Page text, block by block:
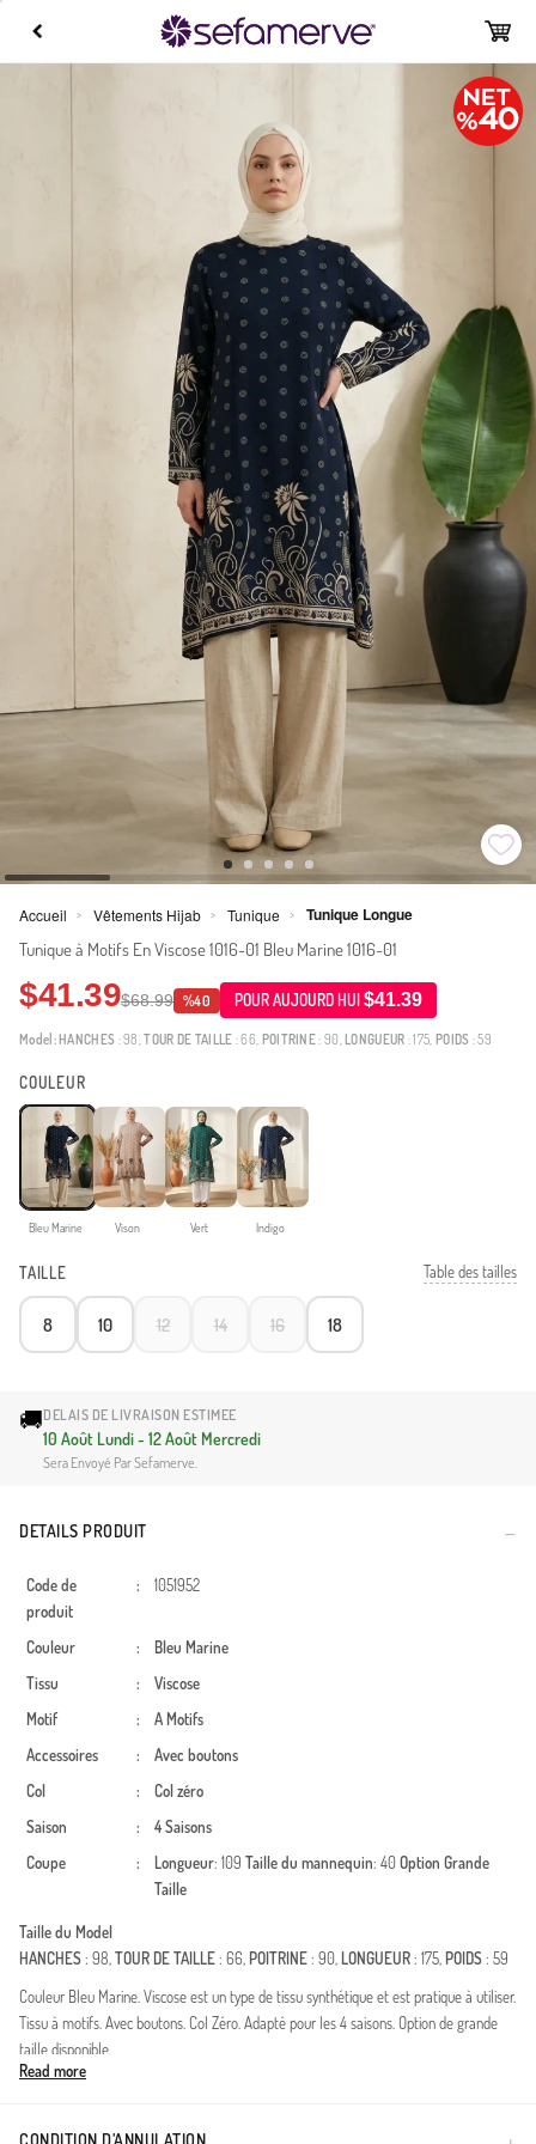
Accueil > Vêtements Hijab > Tunique > Tunique Longue
Tunique à Motifs En Viscose 1016-01 Bleu Marine 1016-01
$41.39$68.99 %40 POUR AUJOURD HUI $41.39
Model: HANCHES : 98,TOUR DE TAILLE : 66, POITRINE: 90, LONGUEUR : 175, POIDS : 59
COULEUR
Bleu Marine Vison Vert Indigo
TAILLE Table des tailles
8 10 12 14 16 18
🚚DELAIS DE LIVRAISON ESTIMEE
10 Août Lundi - 12 Août Mercredi
Sera Envoyé Par Sefamerve.
DETAILS PRODUIT
Code de
produit
: 1051952
Couleur :
Bleu Marine
Tissu
:
Viscose
Motif
:
A Motifs
Accessoires
:
Avec boutons
Col
:
Col zéro
Saison
:
4 Saisons
Coupe
: Longueur: 109 Taille du mannequin: 40Option Grande
Taille
Taille du Model
HANCHES: 98,TOUR DE TAILLE: 66, POITRINE: 90, LONGUEUR: 175, POIDS: 59
Couleur Bleu Marine. Viscose est un type de tissu synthétique et est pratique à utiliser.
Tissu à motifs. Avec boutons. Col Zéro. Adapté pour les 4 saisons. Option de grande
taille disponible.
Apportez une touche d'élégance à votre garde-robe avec cette tunique en viscose
partir de fibres naturelles de haute qualité, elle garantit une légèreté incomparable
Read more
CONDITION D’ANNULATION